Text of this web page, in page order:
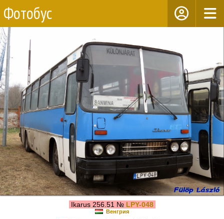
Фотобус
Ikarus 256.51 № LPY-048
Венгрия